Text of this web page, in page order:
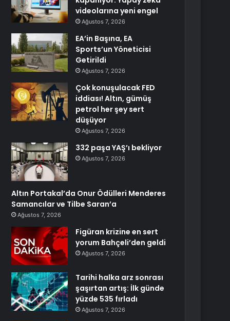
videolarına yeni engel
Ağustos 7, 2026
EA’in Başına, EA
Sports’un Yöneticisi
Getirildi
Ağustos 7, 2026
Çok konuşulacak FED
iddiası! Altın, gümüş
petrol her şey sert
düşüyor
Ağustos 7, 2026
332 paşa YAŞ’ı bekliyor
Ağustos 7, 2026
Altın Portakal’da Onur Ödülleri Menderes
Samancılar ve Tilbe Saran’a
Ağustos 7, 2026
Figüran krizine en sert
yorum Bahçeli’den geldi
Ağustos 7, 2026
Tarihi halka arz sonrası
şaşırtan artış: İlk günde
yüzde 535 fırladı
Ağustos 7, 2026